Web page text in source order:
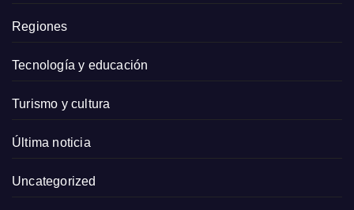
Regiones
Tecnología y educación
Turismo y cultura
Última noticia
Uncategorized